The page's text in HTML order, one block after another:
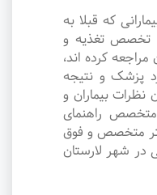
که قبلا به
تخصص تغذیه و
کرده اند،
پزشک و نتیجه
نظرات بیماران و
راهنمای
متخصص و فوق
در شهر لارستان